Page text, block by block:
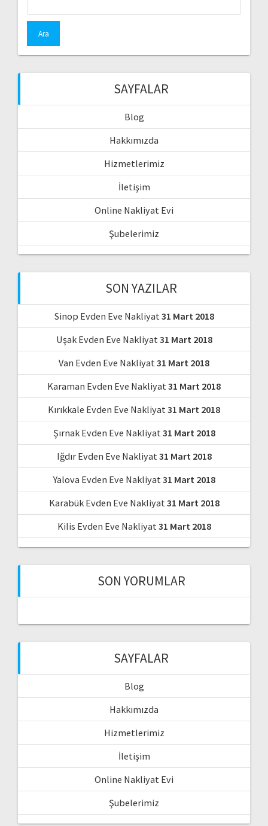
SAYFALAR
Blog
Hakkımızda
Hizmetlerimiz
İletişim
Online Nakliyat Evi
Şubelerimiz
SON YAZILAR
Sinop Evden Eve Nakliyat31 Mart 2018
Uşak Evden Eve Nakliyat31 Mart 2018
Van Evden Eve Nakliyat31 Mart 2018
Karaman Evden Eve Nakliyat31 Mart 2018
Kırıkkale Evden Eve Nakliyat31 Mart 2018
Şırnak Evden Eve Nakliyat31 Mart 2018
Iğdır Evden Eve Nakliyat31 Mart 2018
Yalova Evden Eve Nakliyat31 Mart 2018
Karabük Evden Eve Nakliyat31 Mart 2018
Kilis Evden Eve Nakliyat31 Mart 2018
SON YORUMLAR
SAYFALAR
Blog
Hakkımızda
Hizmetlerimiz
İletişim
Online Nakliyat Evi
Şubelerimiz